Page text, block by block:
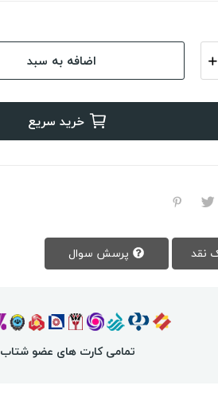
اضافه به سبد
خرید سریع
تمامی کارت های عضو شتاب